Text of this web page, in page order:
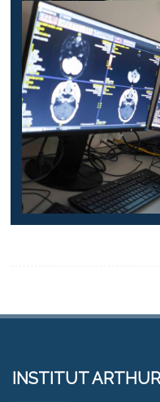
INSTITUT